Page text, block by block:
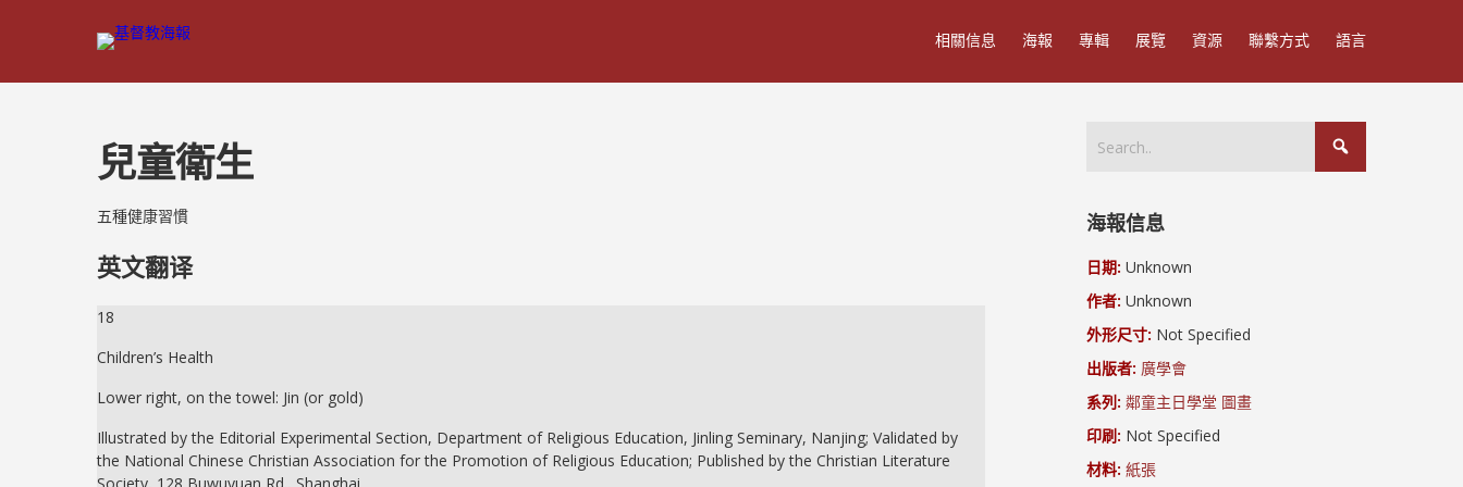
相關信息 海報 專輯 展覽 資源 聯繫方式 語言
兒童衛生
五種健康習慣
英文翻译
18
Children’s Health
Lower right, on the towel: Jin (or gold)
Illustrated by the Editorial Experimental Section, Department of Religious Education, Jinling Seminary, Nanjing; Validated by
the National Chinese Christian Association for the Promotion of Religious Education; Published by the Christian Literature
海報信息
日期: Unknown
作者: Unknown
外形尺寸: Not Specified
出版者: 廣學會
系列: 鄰童主日學堂 圖畫
印刷: Not Specified
材料: 紙張